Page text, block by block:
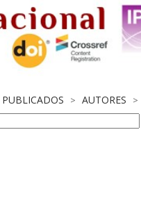
> AUTORES >